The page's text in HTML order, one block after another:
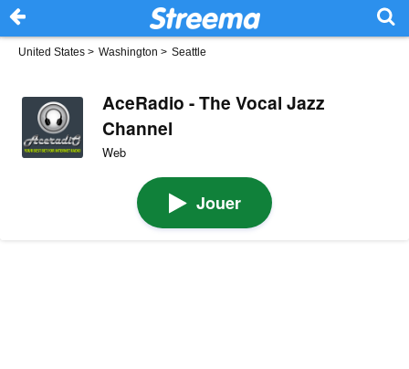
United States > Washington > Seattle
AceRadio - The Vocal Jazz
Channel
Web
Jouer